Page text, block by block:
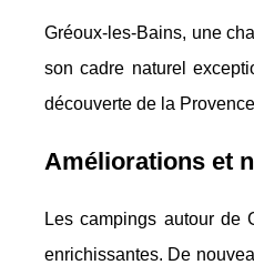
Gréoux-les-Bains, une
son cadre naturel
découverte de la
Améliorations et
Les campings autour de
enrichissantes. De